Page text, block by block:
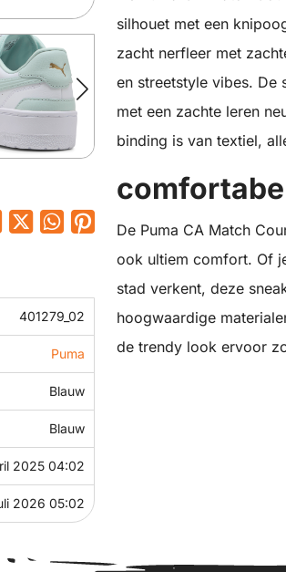
401279_02
Puma
Blauw
Blauw
2025 04:02
2026 05:02
silhouet met een
zacht nerfleer met
en streetstyle vibes. De
met een zachte leren
binding is van textiel,
De Puma CA Match
ook ultiem comfort. Of
stad verkent, deze
hoogwaardige
de trendy look ervoor